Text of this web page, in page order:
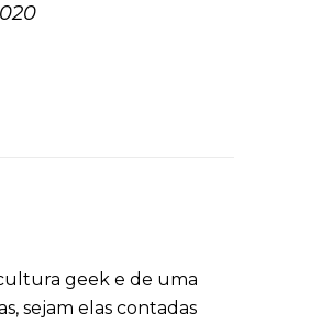
geek e de uma
sejam elas contadas